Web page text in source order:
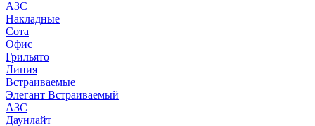
АЗС
Накладные
Сота
Офис
Грильято
Линия
Встраиваемые
Элегант Встраиваемый
АЗС
Даунлайт